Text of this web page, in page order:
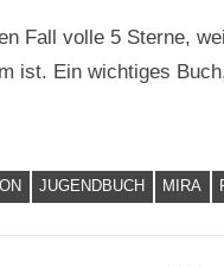
Fall volle 5 Sterne,
ist. Ein wichtiges
JUGENDBUCH MIRA